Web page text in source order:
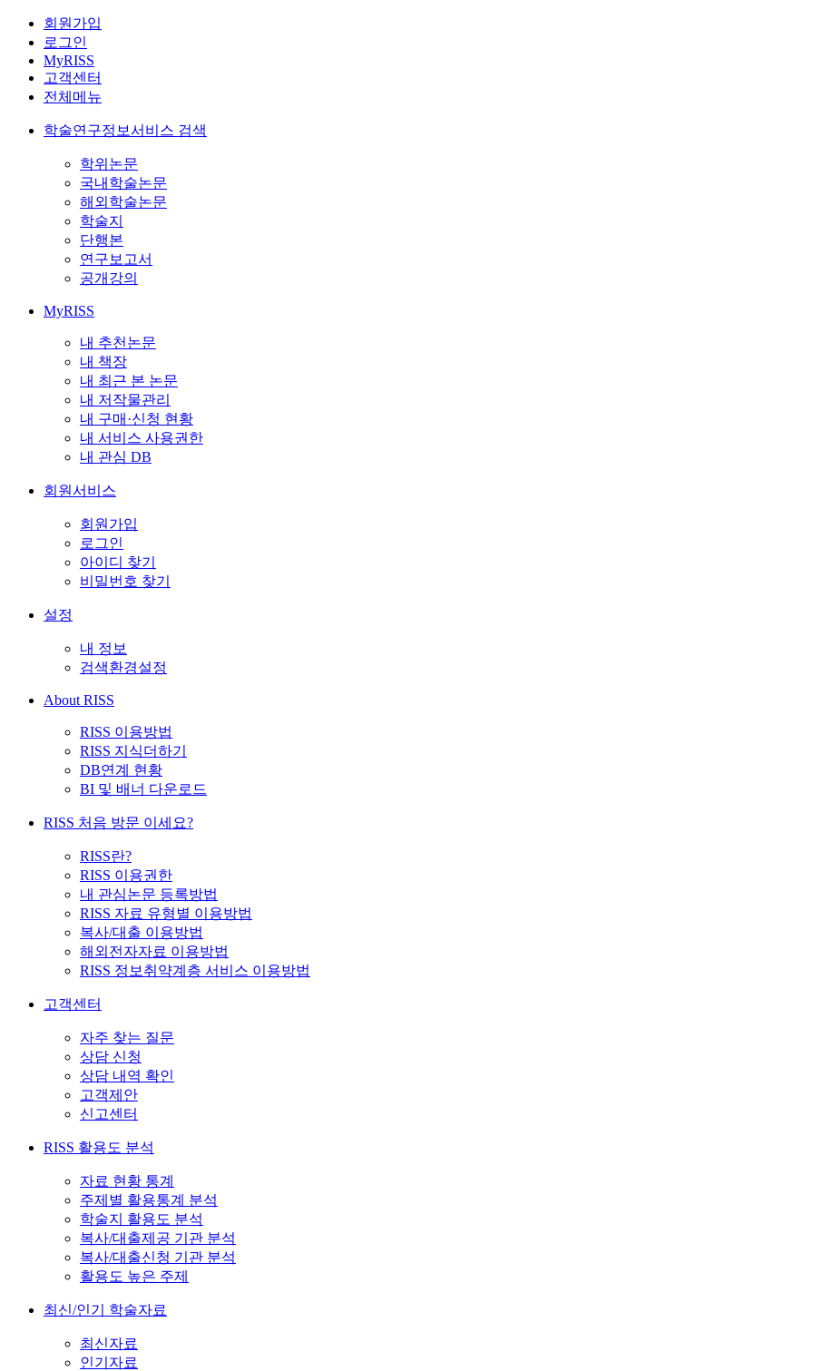
회원가입
로그인
MyRISS
고객센터
전체메뉴
학술연구정보서비스 검색
학위논문
국내학술논문
해외학술논문
학술지
단행본
연구보고서
공개강의
MyRISS
내 추천논문
내 책장
내 최근 본 논문
내 저작물관리
내 구매·신청 현황
내 서비스 사용권한
내 관심 DB
회원서비스
회원가입
로그인
아이디 찾기
비밀번호 찾기
설정
내 정보
검색환경설정
About RISS
RISS 이용방법
RISS 지식더하기
DB연계 현황
BI 및 배너 다운로드
RISS 처음 방문 이세요?
RISS란?
RISS 이용권한
내 관심논문 등록방법
RISS 자료 유형별 이용방법
복사/대출 이용방법
해외전자자료 이용방법
RISS 정보취약계층 서비스 이용방법
고객센터
자주 찾는 질문
상담 신청
상담 내역 확인
고객제안
신고센터
RISS 활용도 분석
자료 현황 통계
주제별 활용통계 분석
학술지 활용도 분석
복사/대출제공 기관 분석
복사/대출신청 기관 분석
활용도 높은 주제
최신/인기 학술자료
최신자료
인기자료